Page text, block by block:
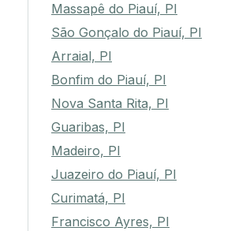
Massapê do Piauí, PI
São Gonçalo do Piauí, PI
Arraial, PI
Bonfim do Piauí, PI
Nova Santa Rita, PI
Guaribas, PI
Madeiro, PI
Juazeiro do Piauí, PI
Curimatá, PI
Francisco Ayres, PI